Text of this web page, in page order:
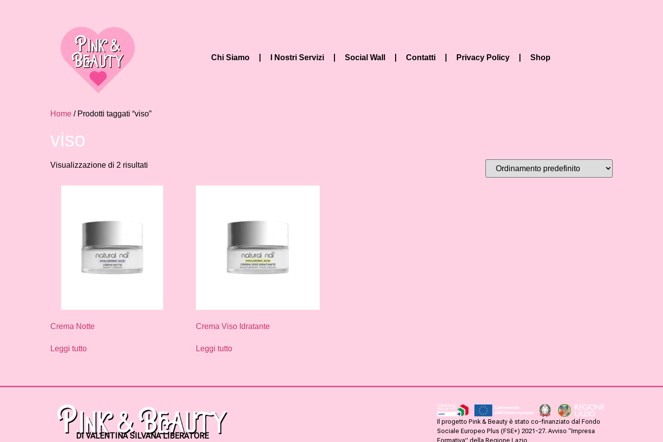
Chi Siamo I Nostri Servizi Social Wall Contatti Privacy Policy Shop
Home / Prodotti taggati “viso”
viso
Visualizzazione di 2 risultati
Crema Notte
Leggi tutto
Crema Viso Idratante
Leggi tutto
DI VALENTINA SILVANA LIBERATORE
Il progetto Pink & Beauty è stato co-finanziato dal Fondo
Sociale Europeo Plus (FSE+) 2021-27. Avviso “Impresa
Formativa” della Regione Lazio